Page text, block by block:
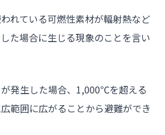
アパートマンションオーナー様
れている可燃性素材が輻射熱など
た場合に生じる現象のことを言い
発生した場合、1,000℃を超える
範囲に広がることから避難ができ